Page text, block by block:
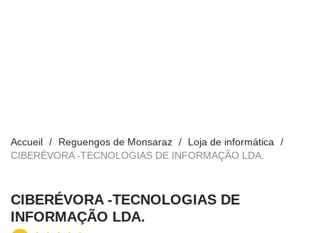
Accueil Reguengos de Monsaraz
Loja de informática
CIBERÉVORA -TECNOLOGIAS DE INFORMAÇÃO LDA.
CIBERÉVORA -TECNOLOGIAS DE
INFORMAÇÃO LDA.